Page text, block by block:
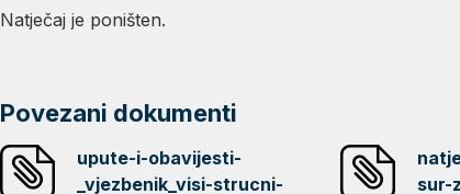
Natječaj je poništen.
Povezani dokumenti
upute-i-obavijesti-
_vjezbenik_visi-strucni-
sur-